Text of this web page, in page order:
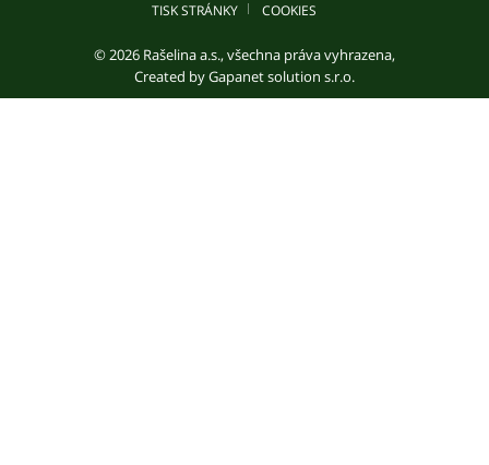
TISK STRÁNKY
COOKIES
© 2026 Rašelina a.s., všechna práva vyhrazena,
Created byGapanet solution s.r.o.